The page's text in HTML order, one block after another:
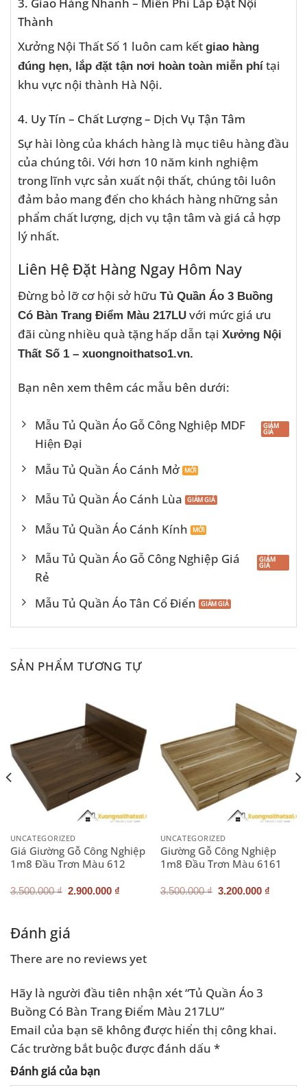
Thành
Xưởng Nội Thất Số 1 luôn cam kết giao hàng
đúng hẹn, lắp đặt tận nơi hoàn toàn miễn phí tại
khu vực nội thành Hà Nội.
4. Uy Tín – Chất Lượng – Dịch Vụ Tận Tâm
Sự hài lòng của khách hàng là mục tiêu hàng đầu
của chúng tôi. Với hơn 10 năm kinh nghiệm
trong lĩnh vực sản xuất nội thất, chúng tôi luôn
đảm bảo mang đến cho khách hàng những sản
phẩm chất lượng, dịch vụ tận tâm và giá cả hợp
lý nhất.
Liên Hệ Đặt Hàng Ngay Hôm Nay
Đừng bỏ lỡ cơ hội sở hữu Tủ Quần Áo 3 Buồng
Có Bàn Trang Điểm Màu 217LU với mức giá ưu
đãi cùng nhiều quà tặng hấp dẫn tại Xưởng Nội
Thất Số 1 – xuongnoithatso1.vn.
Bạn nên xem thêm các mẫu bên dưới:
Mẫu Tủ Quần Áo Gỗ Công Nghiệp MDF
Hiện Đại
Mẫu Tủ Quần Áo Cánh Mở
Mẫu Tủ Quần Áo Cánh Lùa
Mẫu Tủ Quần Áo Cánh Kính
Mẫu Tủ Quần Áo Gỗ Công Nghiệp Giá
Rẻ
Mẫu Tủ Quần Áo Tân Cổ Điển
SẢN PHẨM TƯƠNG TỰ
UNCATEGORIZED
Giá Giường Gỗ Công Nghiệp
1m8 Đầu Trơn Màu 612
3.500.000₫ Giá
2.900.000 ₫
UNCATEGORIZED
Giường Gỗ Công Nghiệp
1m8 Đầu Trơn Màu 6161
3.500.000₫ Giá
3.200.000 ₫
₫.
Đánh giá
There are no reviews yet
Hãy là người đầu tiên nhận xét “Tủ Quần Áo 3
Buồng Có Bàn Trang Điểm Màu 217LU”
Email của bạn sẽ không được hiển thị công khai.
Các trường bắt buộc được đánh dấu *
Đánh giá của bạn